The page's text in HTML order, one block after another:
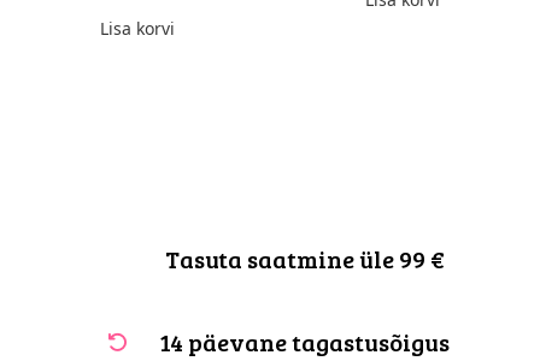
Lisa korvi
Tasuta saatmine üle 99 €
14 päevane tagastusõigus